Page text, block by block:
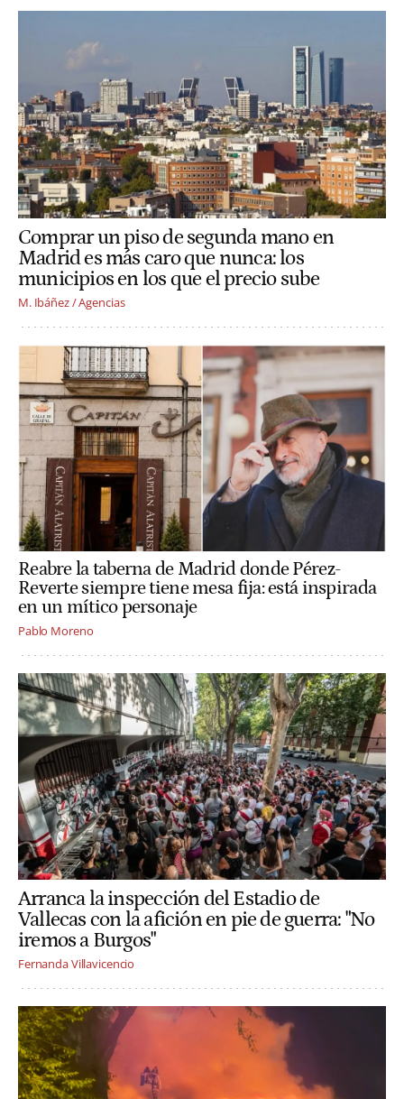
Comprar un piso de segunda mano en
Madrid es más caro que nunca: los
municipios en los que el precio sube
M. Ibáñez / Agencias
Reabre la taberna de Madrid donde Pérez-
Reverte siempre tiene mesa fija: está inspirada
en un mítico personaje
Pablo Moreno
Arranca la inspección del Estadio de
Vallecas con la afición en pie de guerra: "No
iremos a Burgos"
Fernanda Villavicencio